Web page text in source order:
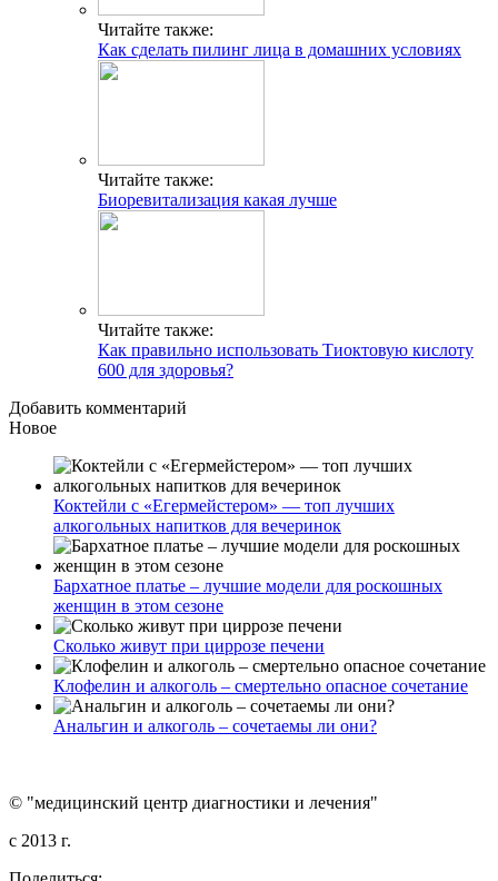
Читайте также:
Как сделать пилинг лица в домашних условиях
Читайте также:
Биоревитализация какая лучше
Читайте также:
Как правильно использовать Тиоктовую кислоту
600 для здоровья?
Добавить комментарий
Новое
Коктейли с «Егермейстером» — топ лучших
алкогольных напитков для вечеринок
Бархатное платье – лучшие модели для роскошных
женщин в этом сезоне
Сколько живут при циррозе печени
Клофелин и алкоголь – смертельно опасное сочетание
Анальгин и алкоголь – сочетаемы ли они?
© "медицинский центр диагностики и лечения"
c 2013 г.